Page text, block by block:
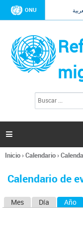
ONU
l
s

Se
usted
Inicio›Calendario›
Calendario de
Mes Día Año